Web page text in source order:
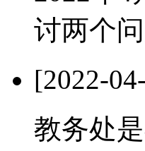
讨两个
[2022-
教务处